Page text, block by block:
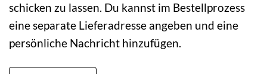
schicken zu lassen. Du kannst im Bestellprozess
eine separate Lieferadresse angeben und eine
persönliche Nachricht hinzufügen.